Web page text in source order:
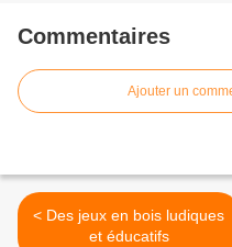
Commentaires
Ajouter un
< Des jeux en bois ludiques
et éducatifs